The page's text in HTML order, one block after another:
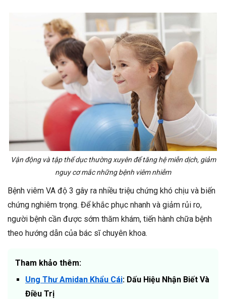
Vận động và tập thể dục thường xuyên để tăng hệ miễn dịch, giảm
nguy cơ mắc những bệnh viêm nhiễm
Bệnh viêm VA độ 3 gây ra nhiều triệu chứng khó chịu và biến
chứng nghiêm trọng. Để khắc phục nhanh và giảm rủi ro,
người bệnh cần được sớm thăm khám, tiến hành chữa bệnh
theo hướng dẫn của bác sĩ chuyên khoa.
Tham khảo thêm:
Ung Thư Amidan Khẩu Cái: Dấu Hiệu Nhận Biết Và
Điều Trị